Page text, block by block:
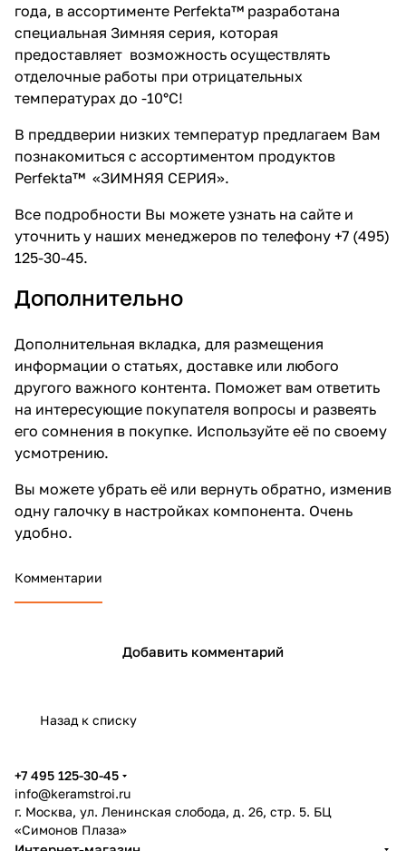
года, в ассортименте Perfekta™ разработана
специальная Зимняя серия, которая
предоставляет возможность осуществлять
отделочные работы при отрицательных
температурах до -10°С!
В преддверии низких температур предлагаем Вам
познакомиться с ассортиментом продуктов
Perfekta™ «ЗИМНЯЯ СЕРИЯ».
Все подробности Вы можете узнать на сайте и
уточнить у наших менеджеров по телефону +7 (495)
125-30-45.
Дополнительно
Дополнительная вкладка, для размещения
информации о статьях, доставке или любого
другого важного контента. Поможет вам ответить
на интересующие покупателя вопросы и развеять
его сомнения в покупке. Используйте её по своему
усмотрению.
Вы можете убрать её или вернуть обратно, изменив
одну галочку в настройках компонента. Очень
удобно.
Комментарии
Добавить комментарий
Назад к списку
+7 495 125-30-45
info@keramstroi.ru
г. Москва, ул. Ленинская слобода, д. 26, стр. 5. БЦ
«Симонов Плаза»